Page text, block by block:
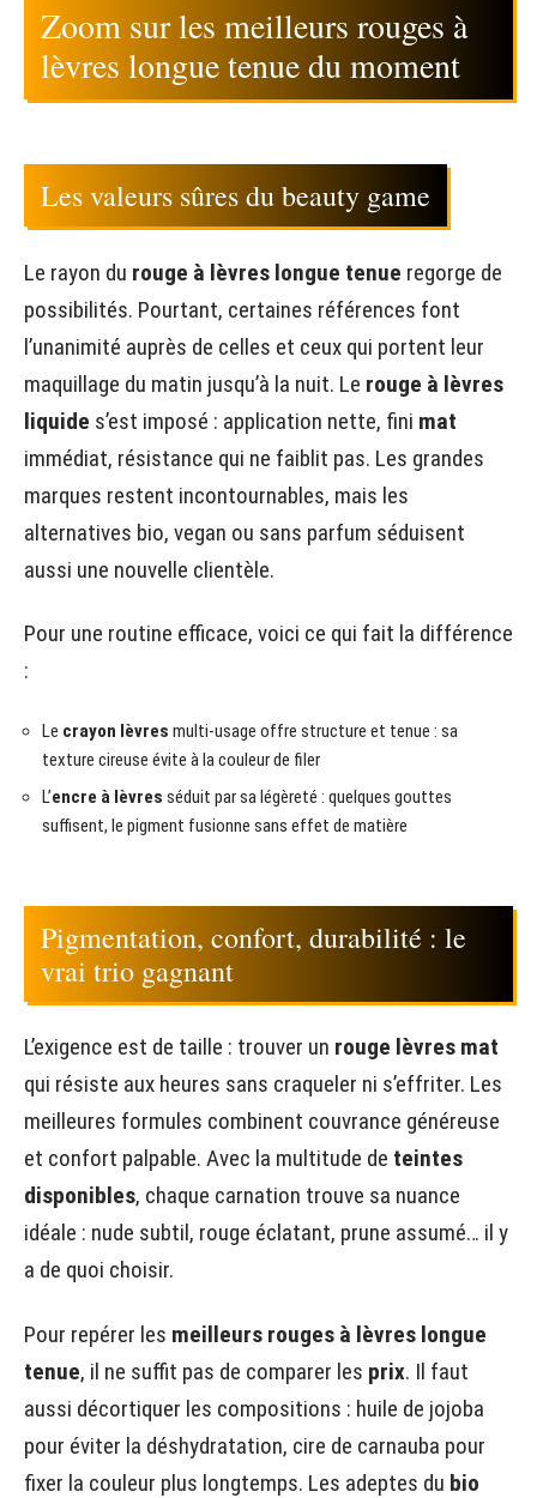
Zoom sur les meilleurs rouges à
lèvres longue tenue du moment
Les valeurs sûres du beauty game
Le rayon du rouge à lèvres longue tenue regorge de
possibilités. Pourtant, certaines références font
l’unanimité auprès de celles et ceux qui portent leur
maquillage du matin jusqu’à la nuit. Le rouge à lèvres
liquide s’est imposé : application nette, fini mat
immédiat, résistance qui ne faiblit pas. Les grandes
marques restent incontournables, mais les
alternatives bio, vegan ou sans parfum séduisent
aussi une nouvelle clientèle.
Pour une routine efficace, voici ce qui fait la différence
:
Le crayon lèvres multi-usage offre structure et tenue : sa
texture cireuse évite à la couleur de filer
L’encre à lèvres séduit par sa légèreté : quelques gouttes
suffisent, le pigment fusionne sans effet de matière
Pigmentation, confort, durabilité : le
vrai trio gagnant
L’exigence est de taille : trouver un rouge lèvres mat
qui résiste aux heures sans craqueler ni s’effriter. Les
meilleures formules combinent couvrance généreuse
et confort palpable. Avec la multitude de teintes
disponibles, chaque carnation trouve sa nuance
idéale : nude subtil, rouge éclatant, prune assumé… il y
a de quoi choisir.
Pour repérer les meilleurs rouges à lèvres longue
tenue, il ne suffit pas de comparer les prix. Il faut
aussi décortiquer les compositions : huile de jojoba
pour éviter la déshydratation, cire de carnauba pour
fixer la couleur plus longtemps. Les adeptes du bio